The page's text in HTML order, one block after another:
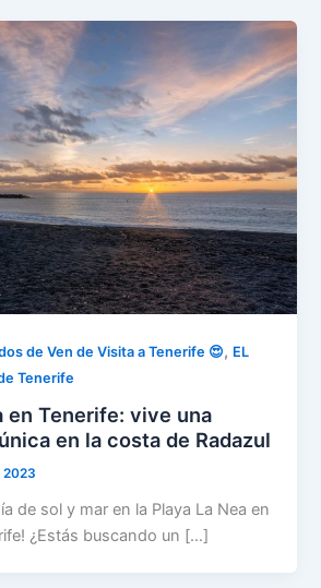
de Ven de Visita a Tenerife 😍, EL
Tenerife
en Tenerife: vive una
en la costa de Radazul
2023
de sol y mar en la Playa La Nea en
¿Estás buscando un […]